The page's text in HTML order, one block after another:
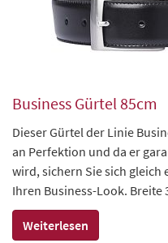
Business Gürtel 85cm
Dieser Gürtel der Linie
an Perfektion und da er
wird, sichern Sie sich
Ihren Business-Look.
Weiterlesen